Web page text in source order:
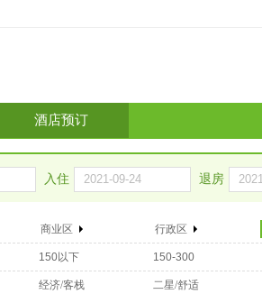
酒店预订
入住 退房
商业区 行政区
150以下 150-300
经济/客栈 二星/舒适